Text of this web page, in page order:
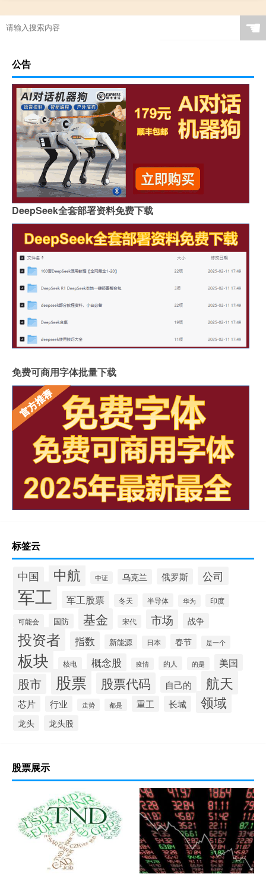
☚
公告
DeepSeek全套部署资料免费下载
免费可商用字体批量下载
标签云
中国 中航 中证 乌克兰 俄罗斯 公司
军工 军工股票 冬天 半导体 华为 印度
可能会 国防 基金 宋代 市场 战争
投资者 指数 新能源 日本 春节 是一个
板块 核电 概念股 疫情 的人 的是 美国
股市 股票 股票代码 自己的 航天
芯片 行业 走势 都是 重工 长城 领域
龙头 龙头股
股票展示